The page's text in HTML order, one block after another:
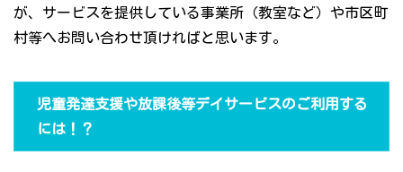
が、サービスを提供している事業所（教室など）や市区町
村等へお問い合わせ頂ければと思います。
児童発達支援や放課後等デイサービスのご利用する
には！？